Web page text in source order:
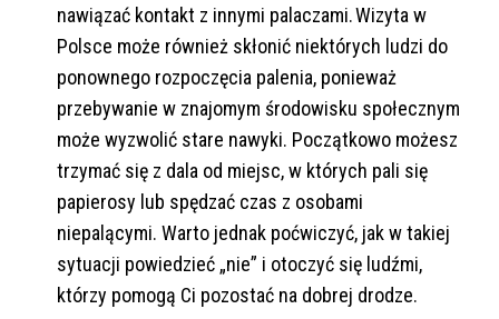
nawiązać kontakt z innymi palaczami. Wizyta w
Polsce może również skłonić niektórych ludzi do
ponownego rozpoczęcia palenia, ponieważ
przebywanie w znajomym środowisku społecznym
może wyzwolić stare nawyki. Początkowo możesz
trzymać się z dala od miejsc, w których pali się
papierosy lub spędzać czas z osobami
niepalącymi. Warto jednak poćwiczyć, jak w takiej
sytuacji powiedzieć „nie” i otoczyć się ludźmi,
którzy pomogą Ci pozostać na dobrej drodze.